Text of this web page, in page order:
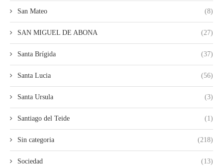
San Mateo (8)
SAN MIGUEL DE ABONA (27)
Santa Brígida (37)
Santa Lucia (56)
Santa Ursula (3)
Santiago del Teide (1)
Sin categoria (218)
Sociedad (13)